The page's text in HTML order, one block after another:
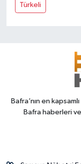
Türkeli
Bafra’nın en
Bafra haberleri